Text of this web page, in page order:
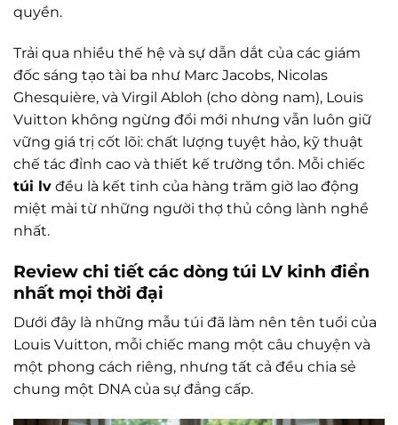
quyền.
Trải qua nhiều thế hệ và sự dẫn dắt của các giám
đốc sáng tạo tài ba như Marc Jacobs, Nicolas
Ghesquière, và Virgil Abloh (cho dòng nam), Louis
Vuitton không ngừng đổi mới nhưng vẫn luôn giữ
vững giá trị cốt lõi: chất lượng tuyệt hảo, kỹ thuật
chế tác đỉnh cao và thiết kế trường tồn. Mỗi chiếc
túi lv đều là kết tinh của hàng trăm giờ lao động
miệt mài từ những người thợ thủ công lành nghề
nhất.
Review chi tiết các dòng túi LV kinh điển
nhất mọi thời đại
Dưới đây là những mẫu túi đã làm nên tên tuổi của
Louis Vuitton, mỗi chiếc mang một câu chuyện và
một phong cách riêng, nhưng tất cả đều chia sẻ
chung một DNA của sự đẳng cấp.